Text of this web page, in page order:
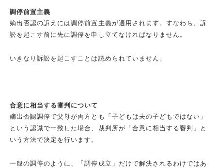
調停前置主義
嫡出否認の訴えには調停前置主義が適用されます。すなわち、訴
訟を起こす前に先に調停を申し立てなければなりません。
いきなり訴訟を起こすことは認められていません。
合意に相当する審判について
嫡出否認調停で父母が両方とも「子どもは夫の子どもではない」
という認識で一致した場合、裁判所が「合意に相当する審判」と
いう方法で決定を行います。
一般の調停のように、「調停成立」だけで解決されるわけではあ